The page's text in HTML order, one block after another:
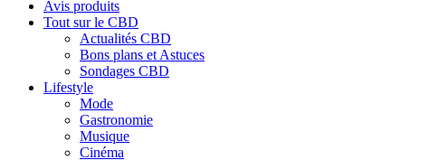
Avis produits
Tout sur le CBD
Actualités CBD
Bons plans et Astuces
Sondages CBD
Lifestyle
Mode
Gastronomie
Musique
Cinéma